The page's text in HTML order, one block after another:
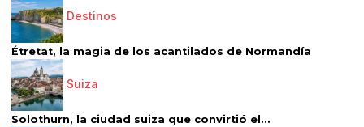
Destinos
Étretat, la magia de los acantilados de Normandía
Suiza
Solothurn, la ciudad suiza que convirtió el...